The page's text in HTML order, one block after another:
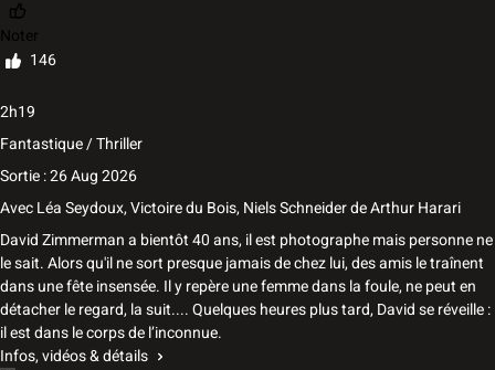
Noter
146
2h19
Fantastique / Thriller
Sortie : 26 Aug 2026
AvecLéa Seydoux,Victoire du Bois,Niels SchneiderdeArthur Harari
David Zimmerman a bientôt 40 ans, il est photographe mais personne ne
le sait. Alors qu'il ne sort presque jamais de chez lui, des amis le traînent
dans une fête insensée. Il y repère une femme dans la foule, ne peut en
détacher le regard, la suit.... Quelques heures plus tard, David se réveille :
il est dans le corps de l’inconnue.
Infos, vidéos & détails